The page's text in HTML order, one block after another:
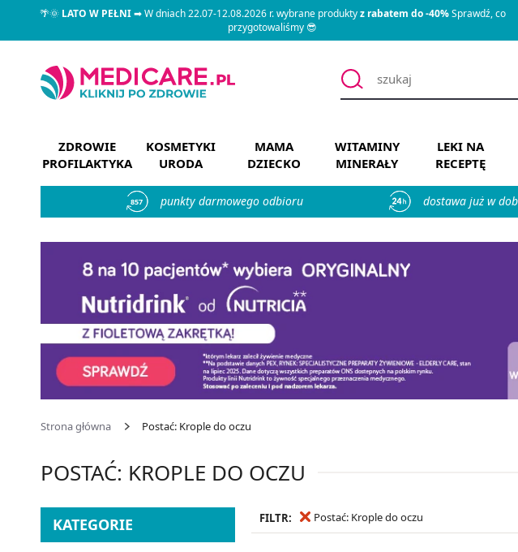
🌴🌞LATO W PEŁNI➡ W dniach 22.07-12.08.2026 r. wybrane produktyz rabatem do -40%Sprawdź, co
przygotowaliśmy 😎
ZDROWIE
PROFILAKTYKA
KOSMETYKI
URODA
MAMA
DZIECKO
WITAMINY
MINERAŁY
LEKI NA
RECEPTĘ
857 punkty darmowego odbioru dostawa już w
Strona główna Postać: Krople do oczu
POSTAĆ: KROPLE DO OCZU
KATEGORIE FILTR: Postać: Krople do oczu